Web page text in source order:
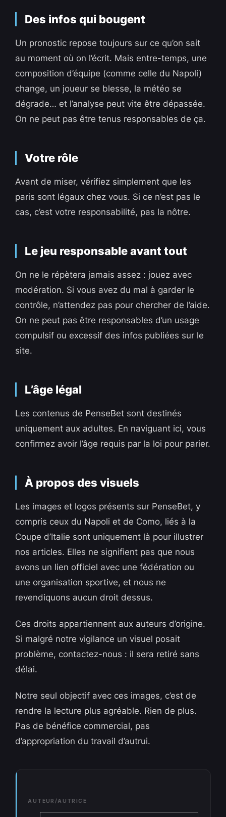
Des infos qui bougent
Un pronostic repose toujours sur ce qu’on sait
au moment où on l’écrit. Mais entre-temps, une
composition d’équipe (comme celle du Napoli)
change, un joueur se blesse, la météo se
dégrade… et l’analyse peut vite être dépassée.
On ne peut pas être tenus responsables de ça.
Votre rôle
Avant de miser, vérifiez simplement que les
paris sont légaux chez vous. Si ce n’est pas le
cas, c’est votre responsabilité, pas la nôtre.
Le jeu responsable avant tout
On ne le répètera jamais assez : jouez avec
modération. Si vous avez du mal à garder le
contrôle, n’attendez pas pour chercher de l’aide.
On ne peut pas être responsables d’un usage
compulsif ou excessif des infos publiées sur le
site.
L’âge légal
Les contenus de PenseBet sont destinés
uniquement aux adultes. En naviguant ici, vous
confirmez avoir l’âge requis par la loi pour parier.
À propos des visuels
Les images et logos présents sur PenseBet, y
compris ceux du Napoli et de Como, liés à la
Coupe d’Italie sont uniquement là pour illustrer
nos articles. Elles ne signifient pas que nous
avons un lien officiel avec une fédération ou
une organisation sportive, et nous ne
revendiquons aucun droit dessus.
Ces droits appartiennent aux auteurs d’origine.
Si malgré notre vigilance un visuel posait
problème, contactez-nous : il sera retiré sans
délai.
Notre seul objectif avec ces images, c’est de
rendre la lecture plus agréable. Rien de plus.
Pas de bénéfice commercial, pas
d’appropriation du travail d’autrui.
AUTEUR/AUTRICE